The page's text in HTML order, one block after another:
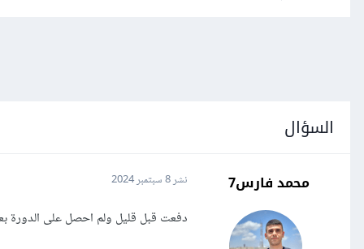
السؤال
محمد فارس7 نشر8 سبتمبر 2024
دفعت قبل قليل ولم احصل على الدورة